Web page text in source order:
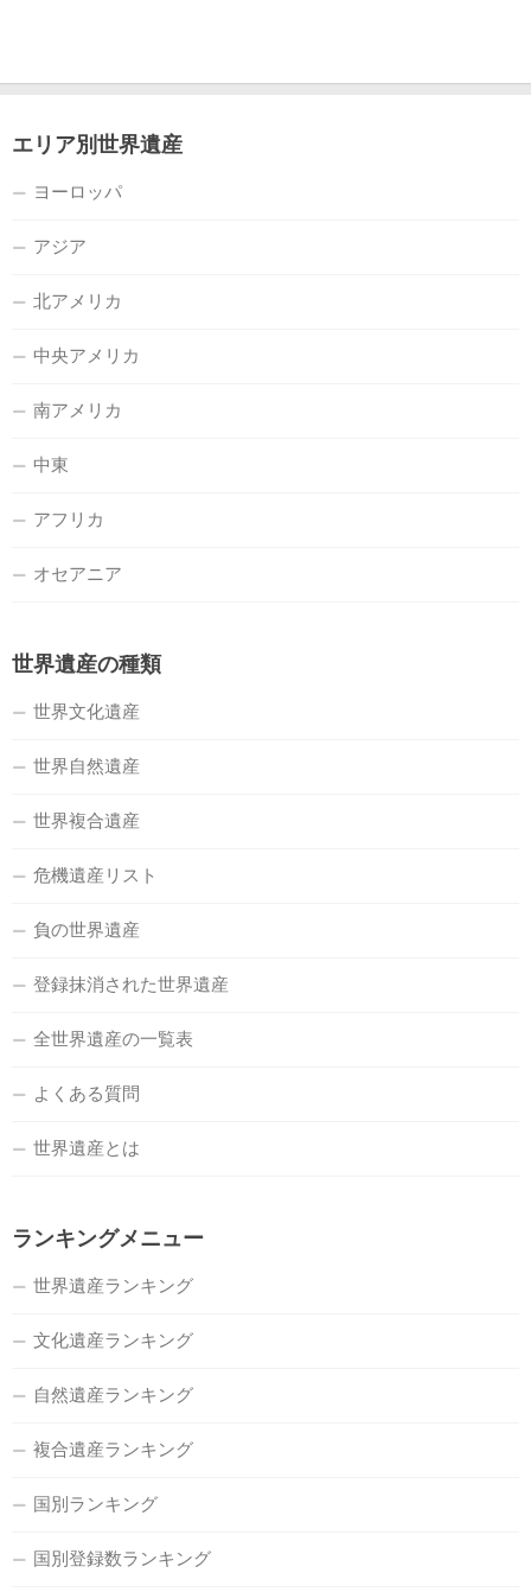
エリア別世界遺産
ヨーロッパ
アジア
北アメリカ
中央アメリカ
南アメリカ
中東
アフリカ
オセアニア
世界遺産の種類
世界文化遺産
世界自然遺産
世界複合遺産
危機遺産リスト
負の世界遺産
登録抹消された世界遺産
全世界遺産の一覧表
よくある質問
世界遺産とは
ランキングメニュー
世界遺産ランキング
文化遺産ランキング
自然遺産ランキング
複合遺産ランキング
国別ランキング
国別登録数ランキング